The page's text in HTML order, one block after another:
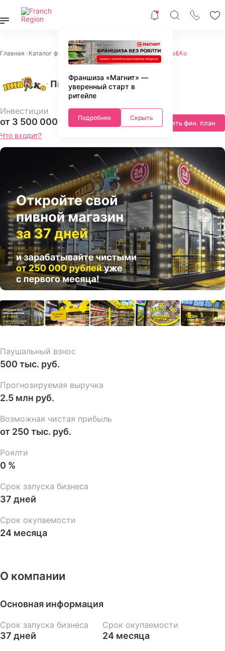
Франшиза «Магнит» —
уверенный старт в
ритейле
Подробнее Скрыть
Главная Каталог франшиз Питание Разливное пиво Пив&Ко
Пив&Ко
Инвестиции
от 3 500 000 ₽
Что входит?
Запросить фин. план
Паушальный взнос
500 тыс. руб.
Прогнозируемая выручка
2.5 млн руб.
Возможная чистая прибыль
от 250 тыс. руб.
Роялти
0 %
Срок запуска бизнеса
37 дней
Срок окупаемости
24 месяца
О компании
Основная информация
Срок запуска бизнеса
37 дней
Срок окупаемости
24 месяца